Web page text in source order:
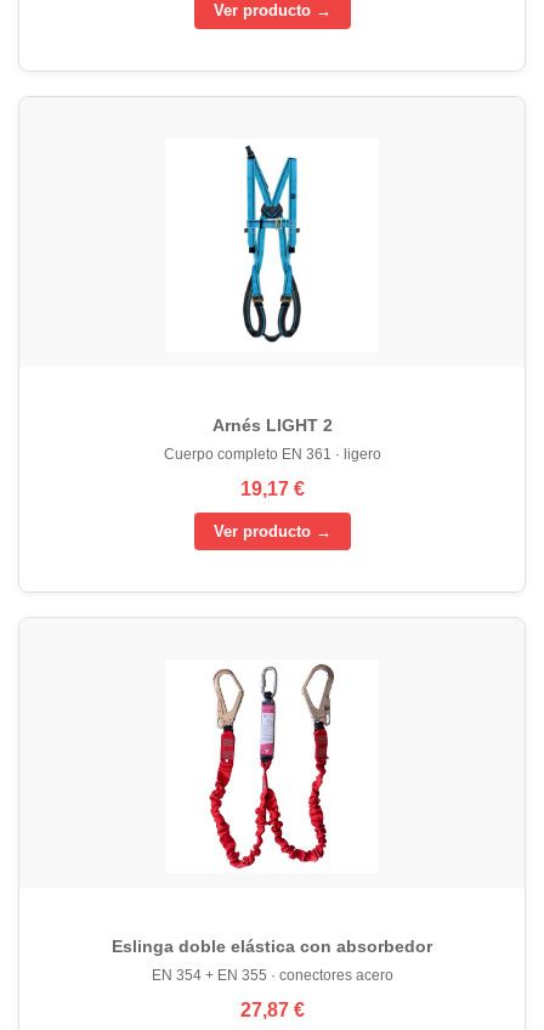
Ver producto →
Arnés LIGHT 2
Cuerpo completo EN 361 · ligero
19,17 €
Ver producto →
Eslinga doble elástica con absorbedor
EN 354 + EN 355 · conectores acero
27,87 €